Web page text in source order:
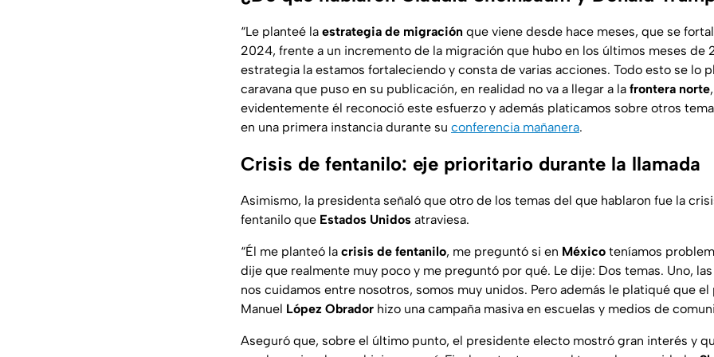
“Le planteé la estrategia de migración que viene desde hace meses, que se
2024, frente a un incremento de la migración que hubo en los últimos meses de
estrategia la estamos fortaleciendo y consta de varias acciones. Todo esto se lo
caravana que puso en su publicación, en realidad no va a llegar a la frontera norte
evidentemente él reconoció este esfuerzo y además platicamos sobre otros
en una primera instancia durante su conferencia mañanera.
Crisis de fentanilo: eje prioritario durante la llamada
Asimismo, la presidenta señaló que otro de los temas del que hablaron fue la
fentanilo que Estados Unidos atraviesa.
“Él me planteó la crisis de fentanilo, me preguntó si en México teníamos
dije que realmente muy poco y me preguntó por qué. Le dije: Dos temas. Uno,
nos cuidamos entre nosotros, somos muy unidos. Pero además le platiqué que
Manuel López Obrador hizo una campaña masiva en escuelas y medios de
Aseguró que, sobre el último punto, el presidente electo mostró gran interés y